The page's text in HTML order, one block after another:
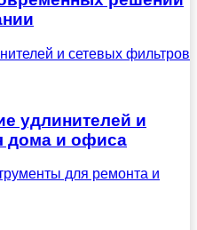
и сетевых фильтров
удлинителей и
дома и офиса
для ремонта и